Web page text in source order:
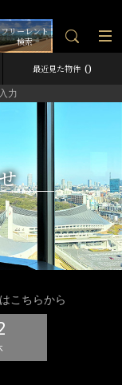
フリーレント
検索
最近見た物件 0
力
こちらから